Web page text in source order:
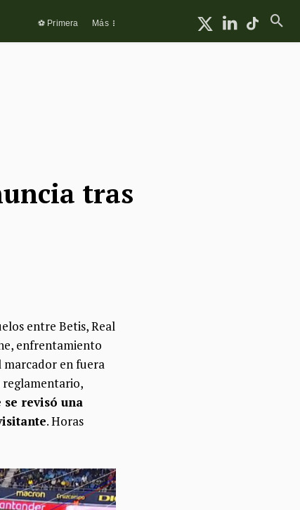
⚽ Primera Más
tras
entre Betis, Real
enfrentamiento
marcador en fuera
reglamentario,
se revisó una
. Horas